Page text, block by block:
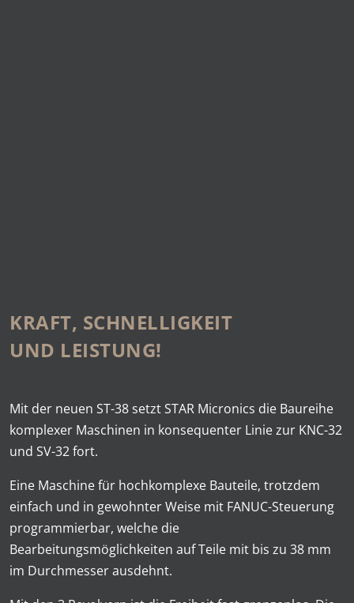
KRAFT, SCHNELLIGKEIT
UND LEISTUNG!
Mit der neuen ST-38 setzt STAR Micronics die Baureihe
komplexer Maschinen in konsequenter Linie zur KNC-32
und SV-32 fort.
Eine Maschine für hochkomplexe Bauteile, trotzdem
einfach und in gewohnter Weise mit FANUC-Steuerung
programmierbar, welche die
Bearbeitungsmöglichkeiten auf Teile mit bis zu 38 mm
im Durch­messer ausdehnt.